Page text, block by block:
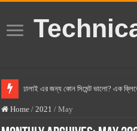
ঢালাই এর জন্য কোন সিমেন্ট ভালো? এক
বসুন্ধরা সিমেন্ট এর দাম ২০২৫
স্ক্যান সিমেন্ট এর দাম ২০২৫
Home / 2021 / May